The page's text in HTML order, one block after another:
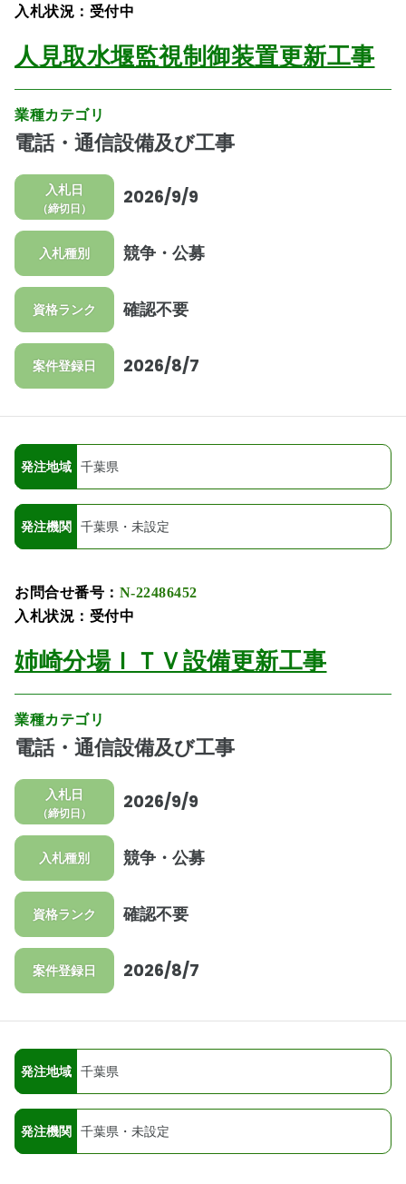
入札状況：受付中
人見取水堰監視制御装置更新工事
業種カテゴリ
電話・通信設備及び工事
入札日
（締切日）
2026/9/9
入札種別 競争・公募
資格ランク 確認不要
案件登録日 2026/8/7
発注地域 千葉県
発注機関 千葉県・未設定
お問合せ番号： N-22486452
入札状況：受付中
姉崎分場ＩＴＶ設備更新工事
業種カテゴリ
電話・通信設備及び工事
入札日
（締切日）
2026/9/9
入札種別 競争・公募
資格ランク 確認不要
案件登録日 2026/8/7
発注地域 千葉県
発注機関 千葉県・未設定